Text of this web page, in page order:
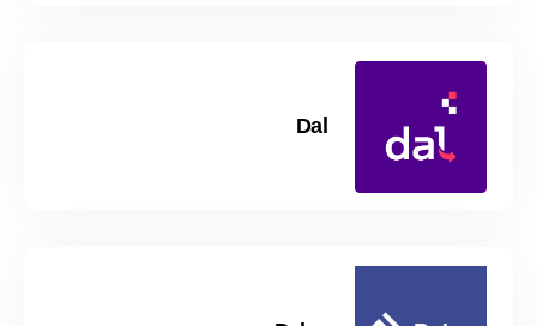
Dal